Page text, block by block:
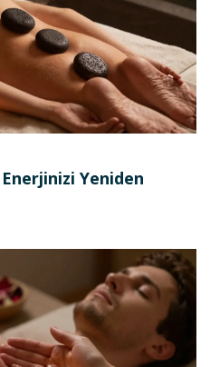
Yeniden